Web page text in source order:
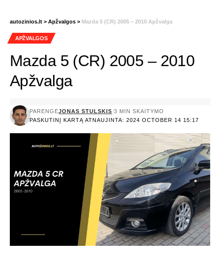
autozinios.lt > Apžvalgos > Mazda 5 (CR) 2005 – 2010 Apžvalga
APŽVALGOS
Mazda 5 (CR) 2005 – 2010
Apžvalga
PASKUTINĮ KARTĄ ATNAUJINTA: 2024 OCTOBER 14 15:17
PARENGĖJONAS STULSKIS 3 MIN SKAITYMO